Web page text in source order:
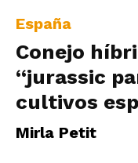
España
Conejo
“jurassic
cultivos
Mirla Petit